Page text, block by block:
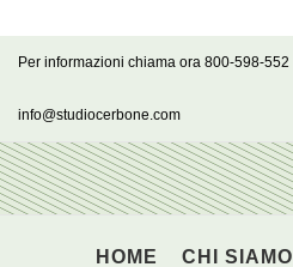
contenuto
Per informazioni chiama ora 800-598-552
info@studiocerbone.com
HOME CHI SIAMO